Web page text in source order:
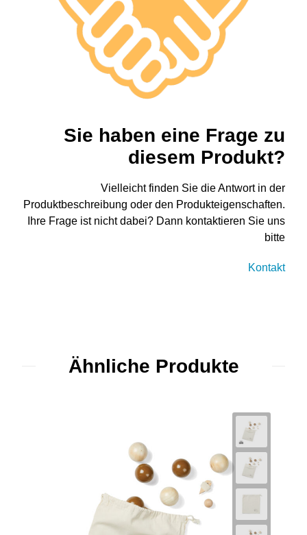
Sie haben eine Frage zu
diesem Produkt?
Vielleicht finden Sie die Antwort in der
Produktbeschreibung oder den Produkteigenschaften.
Ihre Frage ist nicht dabei? Dann kontaktieren Sie uns
bitte
Kontakt
Ähnliche Produkte